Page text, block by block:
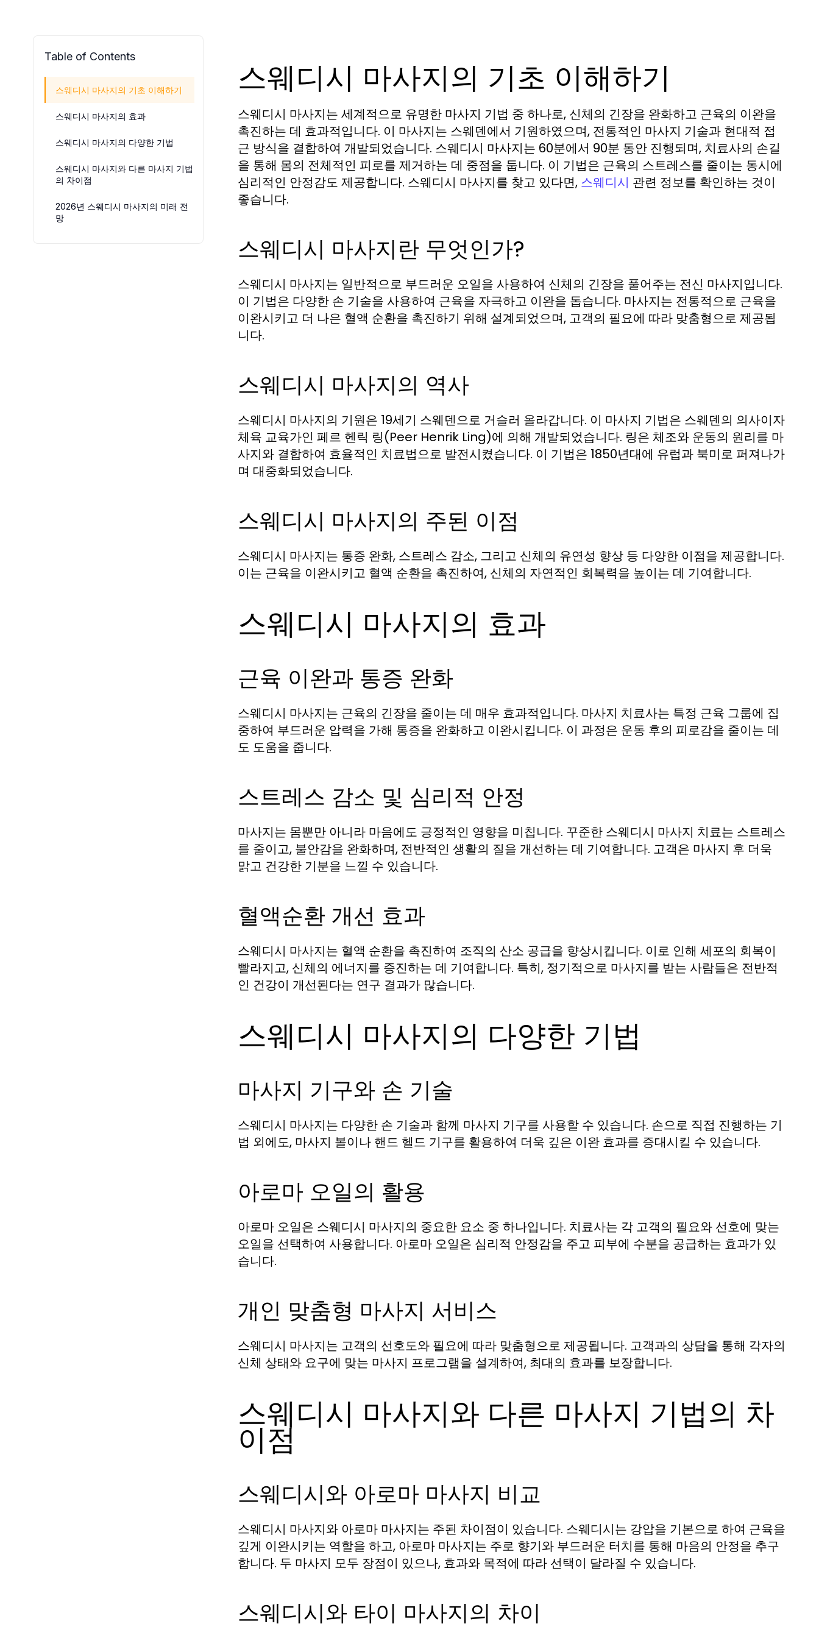
Table of Contents
스웨디시 마사지의 기초 이해하기
스웨디시 마사지의 효과
스웨디시 마사지의 다양한 기법
스웨디시 마사지와 다른 마사지 기법
의 차이점
2026년 스웨디시 마사지의 미래 전
망
스웨디시 마사지의 기초 이해하기
스웨디시 마사지는 세계적으로 유명한 마사지 기법 중 하나로, 신체의 긴장을 완화하고 근육의 이완을
촉진하는 데 효과적입니다. 이 마사지는 스웨덴에서 기원하였으며, 전통적인 마사지 기술과 현대적 접
근 방식을 결합하여 개발되었습니다. 스웨디시 마사지는 60분에서 90분 동안 진행되며, 치료사의 손길
을 통해 몸의 전체적인 피로를 제거하는 데 중점을 둡니다. 이 기법은 근육의 스트레스를 줄이는 동시에
심리적인 안정감도 제공합니다. 스웨디시 마사지를 찾고 있다면, 스웨디시 관련 정보를 확인하는 것이
좋습니다.
스웨디시 마사지란 무엇인가?
스웨디시 마사지는 일반적으로 부드러운 오일을 사용하여 신체의 긴장을 풀어주는 전신 마사지입니다.
이 기법은 다양한 손 기술을 사용하여 근육을 자극하고 이완을 돕습니다. 마사지는 전통적으로 근육을
이완시키고 더 나은 혈액 순환을 촉진하기 위해 설계되었으며, 고객의 필요에 따라 맞춤형으로 제공됩
니다.
스웨디시 마사지의 역사
스웨디시 마사지의 기원은 19세기 스웨덴으로 거슬러 올라갑니다. 이 마사지 기법은 스웨덴의 의사이자
체육 교육가인 페르 헨릭 링(Peer Henrik Ling)에 의해 개발되었습니다. 링은 체조와 운동의 원리를 마
사지와 결합하여 효율적인 치료법으로 발전시켰습니다. 이 기법은 1850년대에 유럽과 북미로 퍼져나가
며 대중화되었습니다.
스웨디시 마사지의 주된 이점
스웨디시 마사지는 통증 완화, 스트레스 감소, 그리고 신체의 유연성 향상 등 다양한 이점을 제공합니다.
이는 근육을 이완시키고 혈액 순환을 촉진하여, 신체의 자연적인 회복력을 높이는 데 기여합니다.
스웨디시 마사지의 효과
근육 이완과 통증 완화
스웨디시 마사지는 근육의 긴장을 줄이는 데 매우 효과적입니다. 마사지 치료사는 특정 근육 그룹에 집
중하여 부드러운 압력을 가해 통증을 완화하고 이완시킵니다. 이 과정은 운동 후의 피로감을 줄이는 데
도 도움을 줍니다.
스트레스 감소 및 심리적 안정
마사지는 몸뿐만 아니라 마음에도 긍정적인 영향을 미칩니다. 꾸준한 스웨디시 마사지 치료는 스트레스
를 줄이고, 불안감을 완화하며, 전반적인 생활의 질을 개선하는 데 기여합니다. 고객은 마사지 후 더욱
맑고 건강한 기분을 느낄 수 있습니다.
혈액순환 개선 효과
스웨디시 마사지는 혈액 순환을 촉진하여 조직의 산소 공급을 향상시킵니다. 이로 인해 세포의 회복이
빨라지고, 신체의 에너지를 증진하는 데 기여합니다. 특히, 정기적으로 마사지를 받는 사람들은 전반적
인 건강이 개선된다는 연구 결과가 많습니다.
스웨디시 마사지의 다양한 기법
마사지 기구와 손 기술
스웨디시 마사지는 다양한 손 기술과 함께 마사지 기구를 사용할 수 있습니다. 손으로 직접 진행하는 기
법 외에도, 마사지 볼이나 핸드 헬드 기구를 활용하여 더욱 깊은 이완 효과를 증대시킬 수 있습니다.
아로마 오일의 활용
아로마 오일은 스웨디시 마사지의 중요한 요소 중 하나입니다. 치료사는 각 고객의 필요와 선호에 맞는
오일을 선택하여 사용합니다. 아로마 오일은 심리적 안정감을 주고 피부에 수분을 공급하는 효과가 있
습니다.
개인 맞춤형 마사지 서비스
스웨디시 마사지는 고객의 선호도와 필요에 따라 맞춤형으로 제공됩니다. 고객과의 상담을 통해 각자의
신체 상태와 요구에 맞는 마사지 프로그램을 설계하여, 최대의 효과를 보장합니다.
스웨디시 마사지와 다른 마사지 기법의 차
이점
스웨디시와 아로마 마사지 비교
스웨디시 마사지와 아로마 마사지는 주된 차이점이 있습니다. 스웨디시는 강압을 기본으로 하여 근육을
깊게 이완시키는 역할을 하고, 아로마 마사지는 주로 향기와 부드러운 터치를 통해 마음의 안정을 추구
합니다. 두 마사지 모두 장점이 있으나, 효과와 목적에 따라 선택이 달라질 수 있습니다.
스웨디시와 타이 마사지의 차이